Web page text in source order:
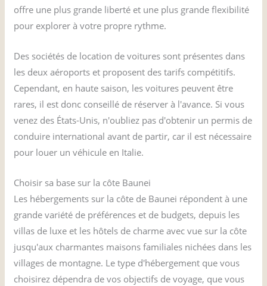
offre une plus grande liberté et une plus grande flexibilité
pour explorer à votre propre rythme.
Des sociétés de location de voitures sont présentes dans
les deux aéroports et proposent des tarifs compétitifs.
Cependant, en haute saison, les voitures peuvent être
rares, il est donc conseillé de réserver à l'avance. Si vous
venez des États-Unis, n'oubliez pas d'obtenir un permis de
conduire international avant de partir, car il est nécessaire
pour louer un véhicule en Italie.
Choisir sa base sur la côte Baunei
Les hébergements sur la côte de Baunei répondent à une
grande variété de préférences et de budgets, depuis les
villas de luxe et les hôtels de charme avec vue sur la côte
jusqu'aux charmantes maisons familiales nichées dans les
villages de montagne. Le type d'hébergement que vous
choisirez dépendra de vos objectifs de voyage, que vous